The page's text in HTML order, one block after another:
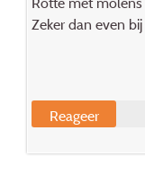
Zeker dan even
Reageer